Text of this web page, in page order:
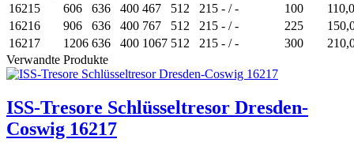
16215
606 636 400 467 512 215 - / - 100
110,0
16216
906 636 400 767 512 215 - / - 225
16217
1206 636 400 1067 512 215 - / - 300
Verwandte Produkte
ISS-Tresore Schlüsseltresor Dresden-
Coswig 16217